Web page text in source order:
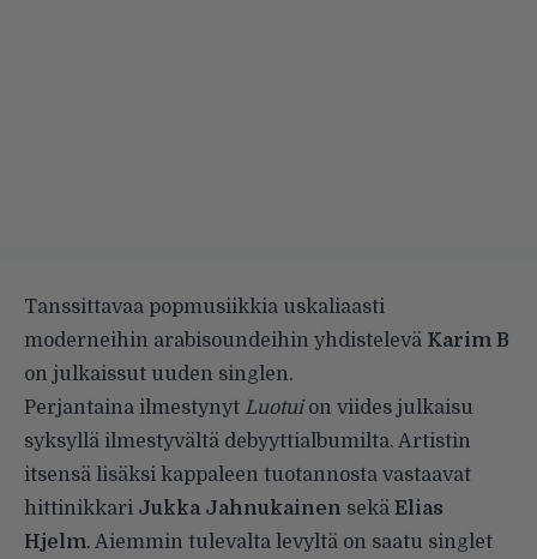
Tanssittavaa popmusiikkia uskaliaasti
moderneihin arabisoundeihin yhdistelevä Karim B
on julkaissut uuden singlen.
Perjantaina ilmestynyt Luotuion viides julkaisu
syksyllä ilmestyvältä debyyttialbumilta. Artistin
itsensä lisäksi kappaleen tuotannosta vastaavat
hittinikkari Jukka Jahnukainen sekä Elias
Hjelm. Aiemmin tulevalta levyltä on saatu singlet